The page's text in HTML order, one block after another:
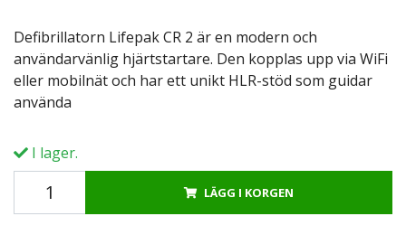
Defibrillatorn Lifepak CR 2 är en modern och
användarvänlig hjärtstartare. Den kopplas upp via WiFi
eller mobilnät och har ett unikt HLR-stöd som guidar
använda
I lager.
LÄGG I KORGEN